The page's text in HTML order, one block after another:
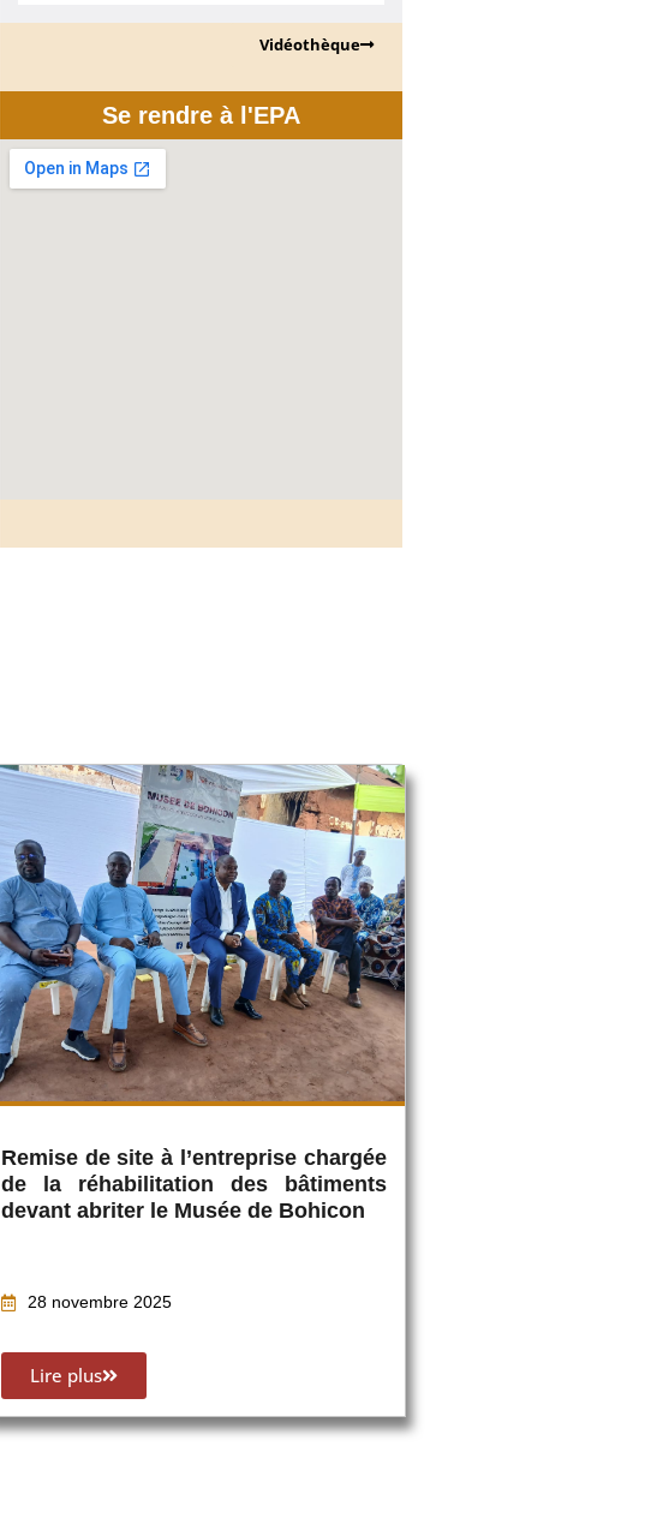
Vidéothèque
Se rendre à l'EPA
Remise de site à l’entreprise chargée
de la réhabilitation des bâtiments
devant abriter le Musée de Bohicon
28 novembre 2025
Lire plus